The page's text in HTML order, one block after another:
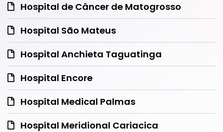
Hospital de Câncer de Matogrosso
Hospital São Mateus
Hospital Anchieta Taguatinga
Hospital Encore
Hospital Medical Palmas
Hospital Meridional Cariacica